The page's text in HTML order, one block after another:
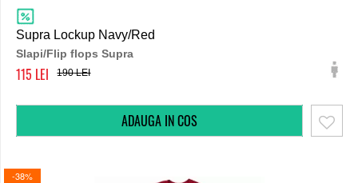
Supra Lockup Navy/Red
Slapi/Flip flops Supra
115 190
-38%